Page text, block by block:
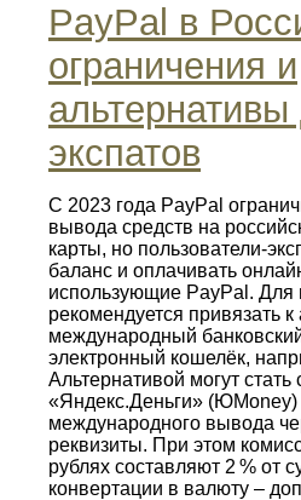
PayPal в
ограничения и
альтернативы
экспатов
С 2023 года PayPal
вывода средств на
карты, но
баланс и оплачивать
использующие PayPal. Для
рекомендуется привязать к
международный
электронный кошелёк,
Альтернативой могут стать
«Яндекс.Деньги» (ЮMoney)
международного вывода
реквизиты. При этом
рублях составляют 2 % от
конвертации в валюту –